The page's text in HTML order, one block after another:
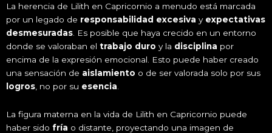
La herencia de Lilith en Capricornio a menudo está marcada
por un legado de responsabilidad excesiva y expectativas
desmesuradas . Es posible que haya crecido en un entorno
donde se valoraban el trabajo duro y la disciplina por
encima de la expresión emocional. Esto puede haber creado
una sensación de aislamiento o de ser valorada solo por sus
logros , no por su esencia
La figura materna en la vida de Lilith en Capricornio puede
haber sido fría o distante, proyectando una imagen de